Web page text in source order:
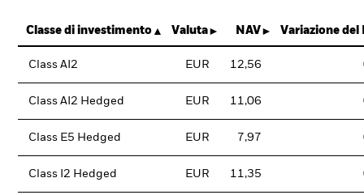
Classe di investimento Valuta NAV Variazione del
Class AI2 EUR 12,56
Class AI2 Hedged EUR 11,06
Class E5 Hedged EUR 7,97
Class I2 Hedged EUR 11,35